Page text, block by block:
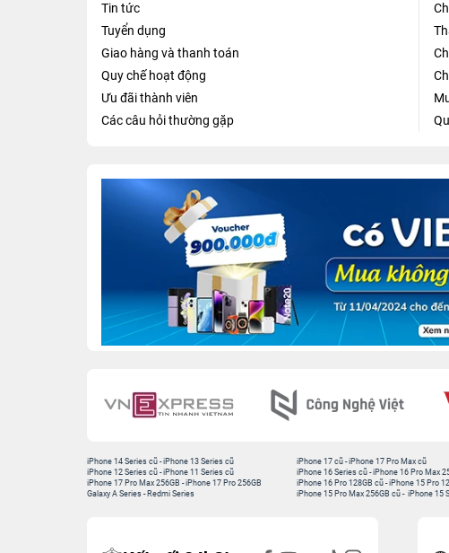
Tin tức
Tuyển dụng
Giao hàng và thanh toán
Quy chế hoạt động
Ưu đãi thành viên
Các câu hỏi thường gặp
iPhone 14 Series cũ -iPhone 13 Series cũ
iPhone 12 Series cũ -iPhone 11 Series cũ
iPhone 17 Pro Max 256GB -iPhone 17 Pro 256GB
Galaxy A Series - Redmi Series
iPhone 17 cũ -iPhone 17 Pro Max cũ
iPhone 16 Series cũ - iPhone 16 Pro Max
iPhone 16 Pro 128GB cũ -iPhone 15 Pro
iPhone 15 Pro Max 256GB cũ - iPhone 15